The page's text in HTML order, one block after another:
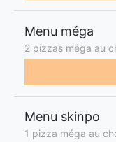
Menu méga
2 pizzas méga au
Menu skinpo
1 pizza méga au